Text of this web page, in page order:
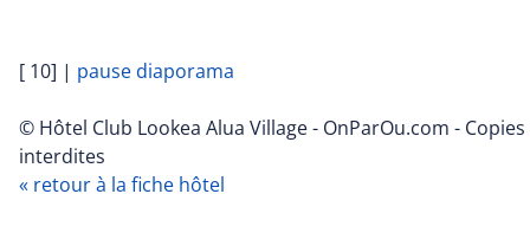
[ 10] | pause diaporama
© Hôtel Club Lookea Alua Village - OnParOu.com - Copies
interdites
« retour à la fiche hôtel